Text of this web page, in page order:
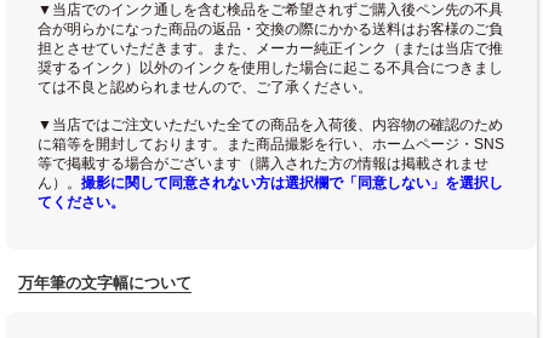
▼当店でのインク通しを含む検品をご希望されずご購入後ペン先の不具
合が明らかになった商品の返品・交換の際にかかる送料はお客様のご負
担とさせていただきます。また、メーカー純正インク（または当店で推
奨するインク）以外のインクを使用した場合に起こる不具合につきまし
ては不良と認められませんので、ご了承ください。
▼当店ではご注文いただいた全ての商品を入荷後、内容物の確認のため
に箱等を開封しております。また商品撮影を行い、ホームページ・SNS
等で掲載する場合がございます（購入された方の情報は掲載されませ
ん）。 撮影に関して同意されない方は選択欄で「同意しない」を選択し
てください。
万年筆の文字幅について